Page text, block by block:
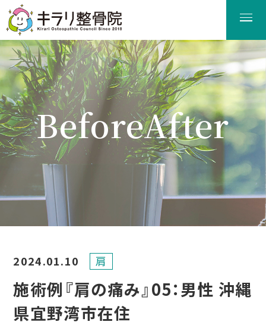
BeforeAfter
ビフォーアフター
施術例『肩の痛み』05：男性 沖縄
県宜野湾市在住
2024.01.10 肩